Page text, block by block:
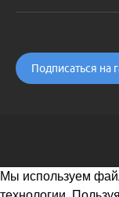
Подписаться на
Мы используем